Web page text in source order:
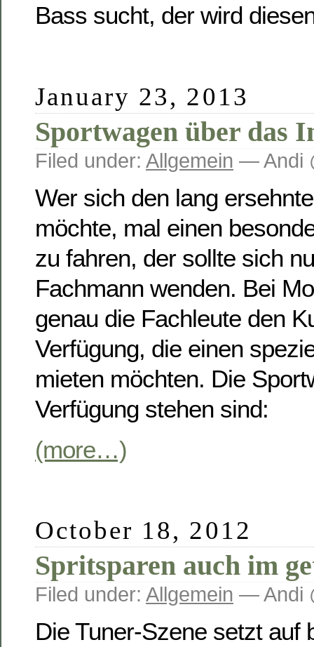
Bass sucht, der wird
January 23, 2013
Sportwagen über das
Filed under: Allgemein — Andi
Wer sich den lang
möchte, mal einen
zu fahren, der sollte sich
Fachmann wenden. Bei
genau die Fachleute den
Verfügung, die einen
mieten möchten. Die
Verfügung stehen sind:
(more…)
October 18, 2012
Spritsparen auch im
Filed under: Allgemein — Andi
Die Tuner-Szene setzt auf